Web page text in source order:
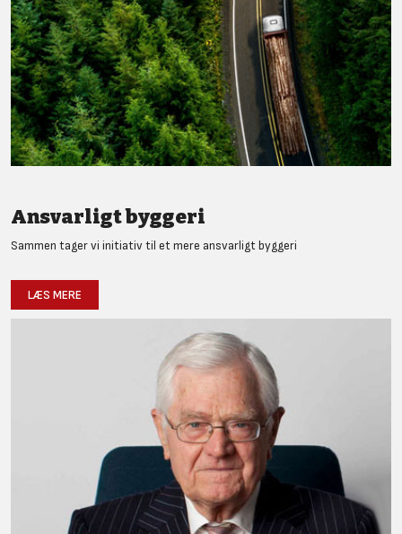
Ansvarligt byggeri
Sammen tager vi initiativ til et mere ansvarligt byggeri
LÆS MERE